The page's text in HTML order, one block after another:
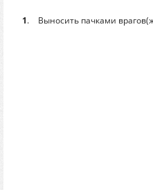
1. Выносить пачками